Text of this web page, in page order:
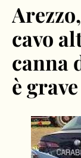
cavo
canna
è grave